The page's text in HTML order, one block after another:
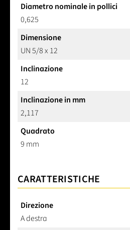
Diametro nominale in pollici
0,625
Dimensione
UN 5/8 x 12
Inclinazione
12
Inclinazione in mm
2,117
Quadrato
9 mm
CARATTERISTICHE
Direzione
A destra